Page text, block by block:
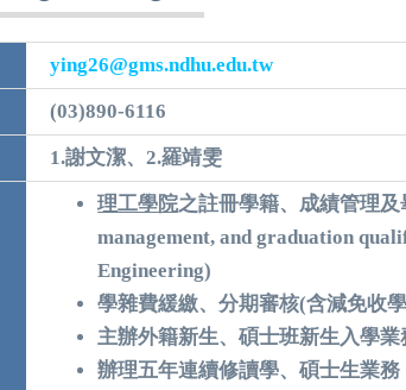
ying26@gms.ndhu.edu.tw
(03)890-6116
1.謝文潔、2.羅靖雯
理工學院之註冊學籍、成績管理
management, and graduation
Engineering)
學雜費緩繳、分期審核(含減免收
主辦外籍新生、碩士班新生入學業
辦理五年連續修讀學、碩士生業務